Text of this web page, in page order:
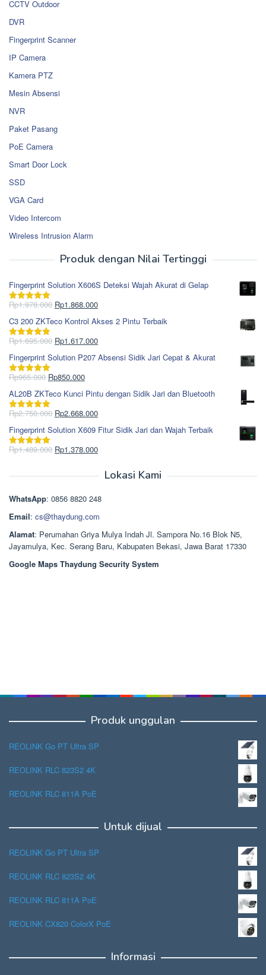
CCTV Outdoor
DVR
Fingerprint Scanner
IP Camera
Kamera PTZ
Mesin Absensi
NVR
Paket Pasang
PoE Camera
Smart Door Lock
SSD
VGA Card
Video Intercom
Wireless Intrusion Alarm
Produk dengan Nilai Tertinggi
Fingerprint Solution X606S Deteksi Wajah Akurat di Gelap
Dinilai5.00
Rp1.978.000 Harga
aslinya
adalah:
Rp1.978.000.
Rp1.868.000Harga
saat
ini
adalah:
C3 200 ZKTeco Kontrol Akses 2 Pintu Terbaik
Dinilai5.00
Rp1.695.000 Harga
aslinya
adalah:
Rp1.695.000.
Rp1.617.000Harga
saat
ini
Fingerprint Solution P207 Absensi Sidik Jari Cepat & Akurat
Dinilai5.00
Rp965.000 Harga
aslinya
adalah:
Rp965.000.
Rp850.000Harga
saat
ini
adalah:
AL20B ZKTeco Kunci Pintu dengan Sidik Jari dan Bluetooth
Dinilai5.00
Rp2.750.000 Harga
aslinya
adalah:
Rp2.750.000.
Rp2.668.000Harga
saat
ini
adalah:
Fingerprint Solution X609 Fitur Sidik Jari dan Wajah Terbaik
Dinilai5.00
Rp1.489.000 Harga
Rp1.378.000Harga
Rp1.378.000.
Lokasi Kami
WhatsApp: 0856 8820 248
Email: cs@thaydung.com
Alamat: Perumahan Griya Mulya Indah Jl. Sampora No.16 Blok N5,
Jayamulya, Kec. Serang Baru, Kabupaten Bekasi, Jawa Barat 17330
Google Maps Thaydung Security System
Produk unggulan
REOLINK Go PT Ultra SP
REOLINK RLC 823S2 4K
REOLINK RLC 811A PoE
Untuk dijual
REOLINK Go PT Ultra SP
REOLINK RLC 823S2 4K
REOLINK RLC 811A PoE
REOLINK CX820 ColorX PoE
Informasi